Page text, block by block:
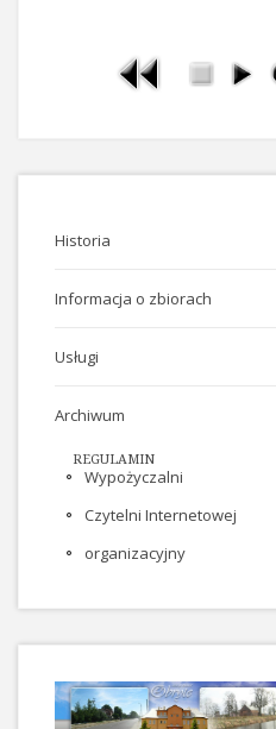
Historia
Informacja o zbiorach
Usługi
Archiwum
REGULAMIN
Wypożyczalni
Czytelni Internetowej
organizacyjny